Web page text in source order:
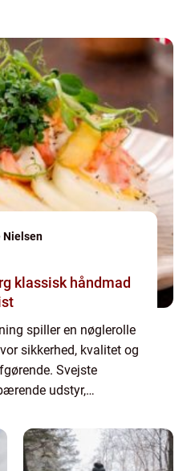
Nielsen
spiller en nøglerolle
sikkerhed, kvalitet og
Svejste
udstyr,
uden at man skader